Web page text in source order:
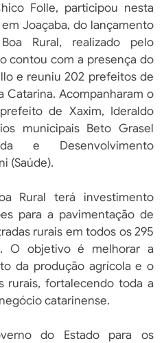
Folle, participou nesta
Joaçaba, do lançamento
Rural, realizado pelo
contou com a presença do
e reuniu 202 prefeitos de
Catarina. Acompanharam o
de Xaxim, Ideraldo
municipais Beto Grasel
e Desenvolvimento
(Saúde).
Rural terá investimento
para a pavimentação de
rurais em todos os 295
O objetivo é melhorar a
da produção agrícola e o
rurais, fortalecendo toda a
catarinense.
do Estado para os